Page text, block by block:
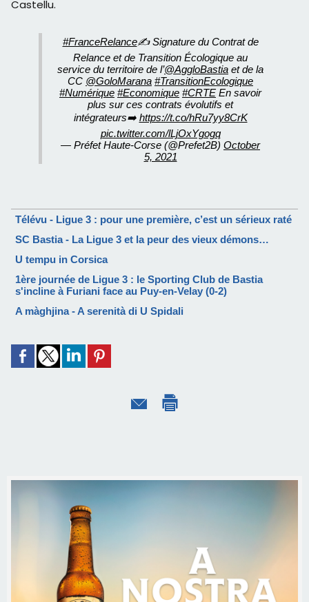
Castellu.
#FranceRelance✍️ Signature du Contrat de
Relance et de Transition Écologique au
service du territoire de l’@AggloBastia et de la
CC @GoloMarana #TransitionEcologique
#Numérique #Economique #CRTE En savoir
plus sur ces contrats évolutifs et
intégrateurs➡️ https://t.co/hRu7yy8CrK
pic.twitter.com/lLjOxYgogq
— Préfet Haute-Corse (@Prefet2B) October
5, 2021
Télévu - Ligue 3 : pour une première, c’est un sérieux raté
SC Bastia - La Ligue 3 et la peur des vieux démons…
U tempu in Corsica
1ère journée de Ligue 3 : le Sporting Club de Bastia
s'incline à Furiani face au Puy-en-Velay (0-2)
A màghjina - A serenità di U Spidali